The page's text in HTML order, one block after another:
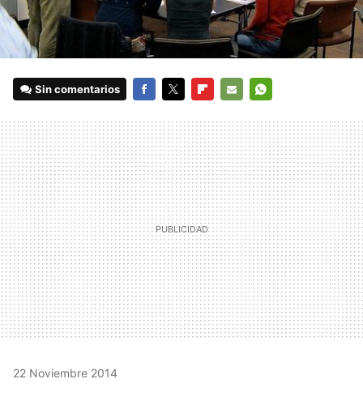
Sin comentarios
MAIL
22 Noviembre 2014